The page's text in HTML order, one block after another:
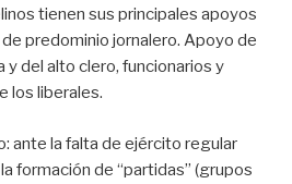
tienen sus principales apoyos
predominio jornalero. Apoyo de
y del alto clero, funcionarios y
los liberales.
ante la falta de ejército regular
formación de “partidas” (grupos